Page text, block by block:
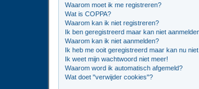
Waarom moet ik me registreren?
Wat is COPPA?
Waarom kan ik niet registreren?
Ik ben geregistreerd maar kan niet
Waarom kan ik niet aanmelden?
Ik heb me ooit geregistreerd maar kan nu
Ik weet mijn wachtwoord niet meer!
Waarom word ik automatisch afgemeld?
Wat doet "verwijder cookies"?